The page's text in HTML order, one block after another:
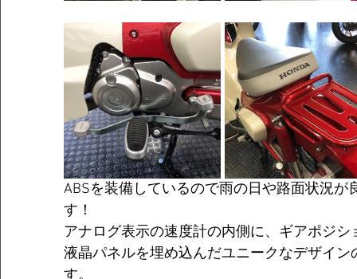
ABSを装備しているので雨の日や路面状況が
す！
アナログ表示の速度計の内側に、ギアポジ
液晶パネルを埋め込んだユニークなデザイ
す。